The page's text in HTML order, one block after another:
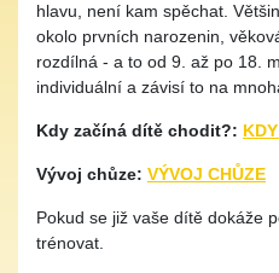
hlavu, není kam spěchat.
okolo prvních narozenin,
rozdílná - a to od 9. až po 18.
individuální a závisí to na
Kdy začíná dítě chodit?:
Vývoj chůze: VÝVOJ CHŮZE
Pokud se již vaše dítě dokáže
trénovat.